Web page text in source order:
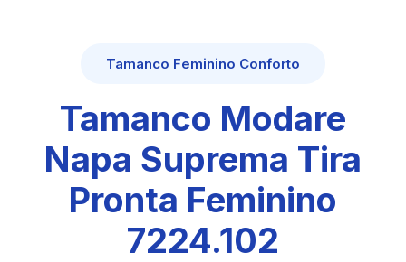
Tamanco Feminino Conforto
Tamanco Modare
Napa Suprema Tira
Pronta Feminino
7224.102